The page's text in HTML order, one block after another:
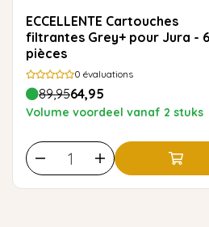
ECCELLENTE Cartouches
filtrantes Grey+ pour Jura - 6
pièces
0 évaluations
89,9564,95
Volume voordeel vanaf 2 stuks